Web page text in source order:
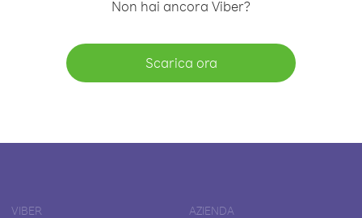
Non hai ancora Viber?
Scarica ora
VIBER AZIENDA